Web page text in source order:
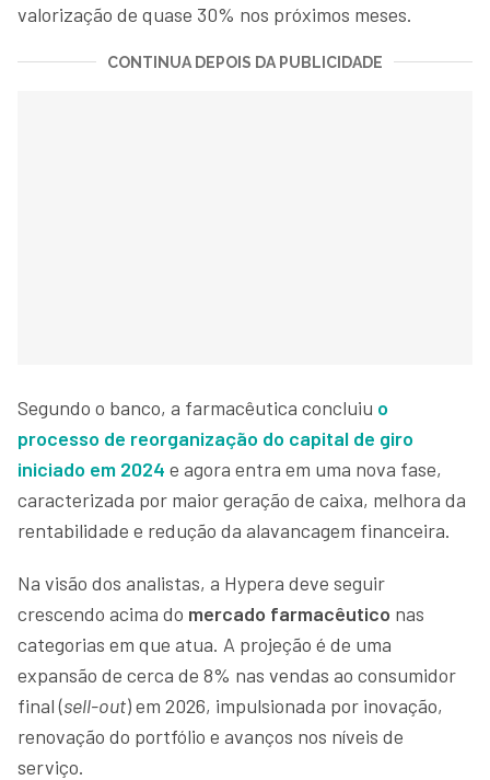
valorização de quase 30% nos próximos meses.
CONTINUA DEPOIS DA PUBLICIDADE
Segundo o banco, a farmacêutica concluiu o
processo de reorganização do capital de giro
iniciado em 2024 e agora entra em uma nova fase,
caracterizada por maior geração de caixa, melhora da
rentabilidade e redução da alavancagem financeira.
Na visão dos analistas, a Hypera deve seguir
crescendo acima do mercado farmacêutico nas
categorias em que atua. A projeção é de uma
expansão de cerca de 8% nas vendas ao consumidor
final (sell-out) em 2026, impulsionada por inovação,
renovação do portfólio e avanços nos níveis de
serviço.